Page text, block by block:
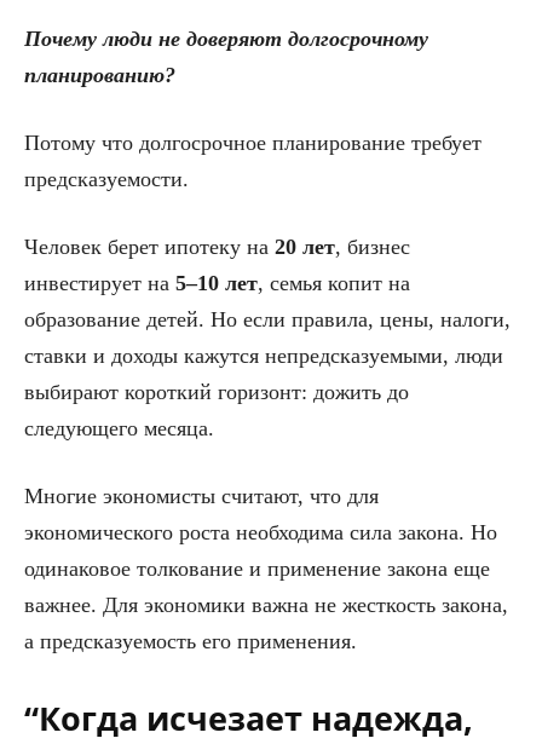
Почему люди не доверяют долгосрочному
планированию?
Потому что долгосрочное планирование требует
предсказуемости.
Человек берет ипотеку на 20 лет, бизнес
инвестирует на 5–10 лет, семья копит на
образование детей. Но если правила, цены, налоги,
ставки и доходы кажутся непредсказуемыми, люди
выбирают короткий горизонт: дожить до
следующего месяца.
Многие экономисты считают, что для
экономического роста необходима сила закона. Но
одинаковое толкование и применение закона еще
важнее. Для экономики важна не жесткость закона,
а предсказуемость его применения.
“Когда исчезает надежда,